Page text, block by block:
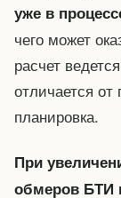
уже в
чего может
расчет
отличается
планировка.
При
обмеров БТИ